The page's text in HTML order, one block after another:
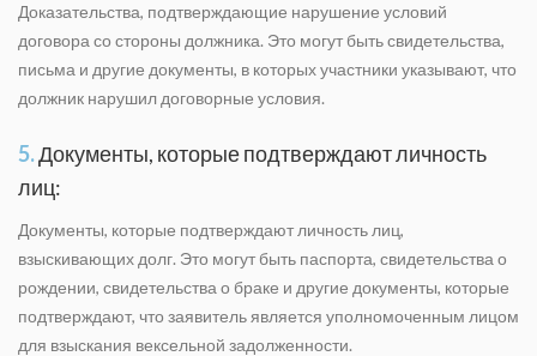
Доказательства, подтверждающие нарушение условий
договора со стороны должника. Это могут быть свидетельства,
письма и другие документы, в которых участники указывают, что
должник нарушил договорные условия.
5.Документы, которые подтверждают личность
лиц:
Документы, которые подтверждают личность лиц,
взыскивающих долг. Это могут быть паспорта, свидетельства о
рождении, свидетельства о браке и другие документы, которые
подтверждают, что заявитель является уполномоченным лицом
для взыскания вексельной задолженности.